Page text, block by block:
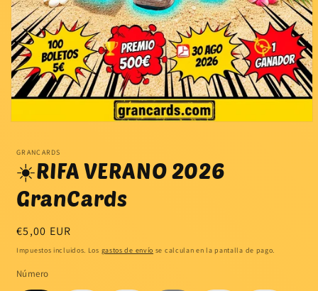
GRANCARDS
☀️RIFA VERANO 2026
GranCards
Precio
habitual
€5,00 EUR
Impuestos incluidos. Los gastos de envío se calculan en la pantalla de pago.
Número